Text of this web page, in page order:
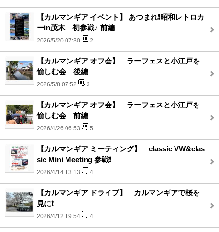
【カルマンギア イベント】 あつまれ❗️昭和レトロカ
ーin茂木 初参戦♪ 前編
2026/5/20 07:30 2
【カルマンギア オフ会】 ラーフェスと小江戸を
愉しむ会 後編
2026/5/8 07:52 3
【カルマンギア オフ会】 ラーフェスと小江戸を
愉しむ会 前編
2026/4/26 06:53 5
【カルマンギア ミーティング】 classic VW&clas
sic Mini Meeting 参戦❗️
2026/4/14 13:13 4
【カルマンギア ドライブ】 カルマンギアで桜を
見に❗️
2026/4/12 19:54 4